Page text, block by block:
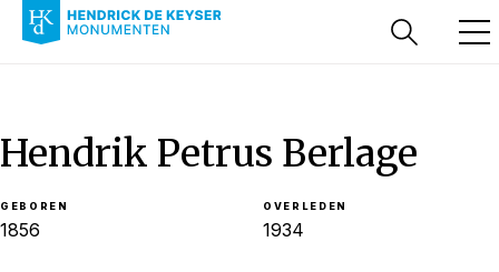
Hendrik Petrus Berlage
GEBOREN
1856
OVERLEDEN
1934